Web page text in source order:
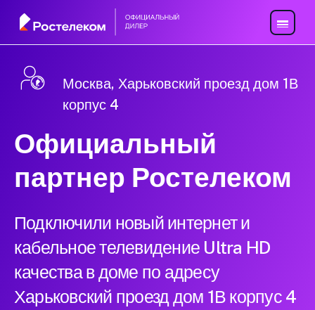
Москва, Харьковский проезд дом 1В
корпус 4
Официальный
партнер Ростелеком
Подключили новый интернет и
кабельное телевидение Ultra HD
качества в доме по адресу
Харьковский проезд дом 1В корпус 4